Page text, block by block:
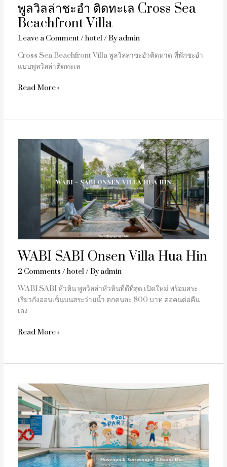
พูลวิลล่าชะอำ ติดทะเล Cross Sea
Beachfront Villa
Leave a Comment/hotel/ Byadmin
Cross Sea Beachfront Villa พูลวิลล่าชะอำติดหาด ที่พักชะอำ
แบบพูลวิลล่าติดทะเล
Read More »
WABI SABI Onsen Villa Hua Hin
2 Comments /hotel/ Byadmin
WABI SABI หัวหิน พูลวิลล่าหัวหินที่ดีที่สุด เปิดใหม่ พร้อมสระ
เรียวกังออนเซ็นบนสระว่ายน้ำ ตกคนละ 800 บาท ต่อคนต่อคืน
เอง
WABI
Read More »
Mövenpick
Suriwongse
Chiang
Mai